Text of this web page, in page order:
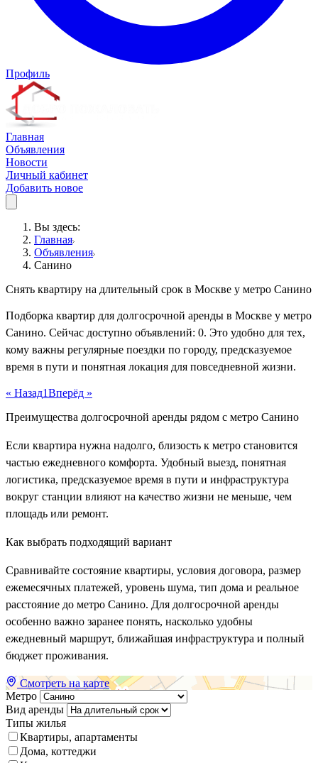
Профиль
Главная
Объявления
Новости
Личный кабинет
Добавить новое
Вы здесь:
Главная
Объявления
Санино
Снять квартиру на длительный срок в Москве у метро Санино
Подборка квартир для долгосрочной аренды в Москве у метро
Санино. Сейчас доступно объявлений: 0. Это удобно для тех,
кому важны регулярные поездки по городу, предсказуемое
время в пути и понятная локация для повседневной жизни.
« Назад1Вперёд »
Преимущества долгосрочной аренды рядом с метро Санино
Если квартира нужна надолго, близость к метро становится
частью ежедневного комфорта. Удобный выезд, понятная
логистика, предсказуемое время в пути и инфраструктура
вокруг станции влияют на качество жизни не меньше, чем
площадь или ремонт.
Как выбрать подходящий вариант
Сравнивайте состояние квартиры, условия договора, размер
ежемесячных платежей, уровень шума, тип дома и реальное
расстояние до метро Санино. Для долгосрочной аренды
особенно важно заранее понять, насколько удобны
ежедневный маршрут, ближайшая инфраструктура и полный
бюджет проживания.
Смотреть на карте
Метро
Вид аренды
Типы жилья
Квартиры, апартаменты
Дома, коттеджи